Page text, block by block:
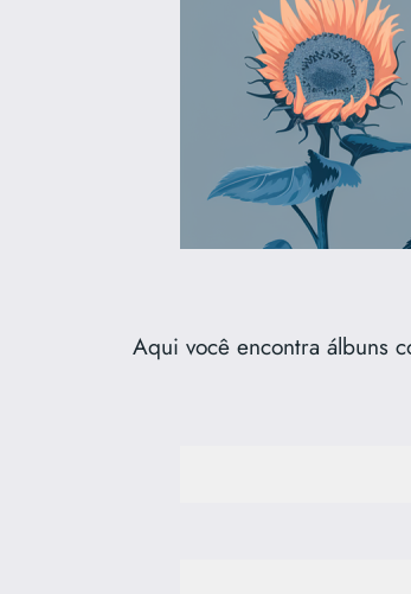
Aqui você encontra álbuns